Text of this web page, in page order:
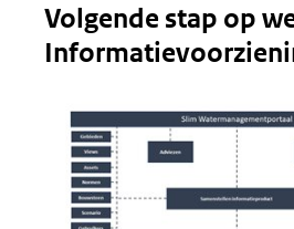
Volgende stap op